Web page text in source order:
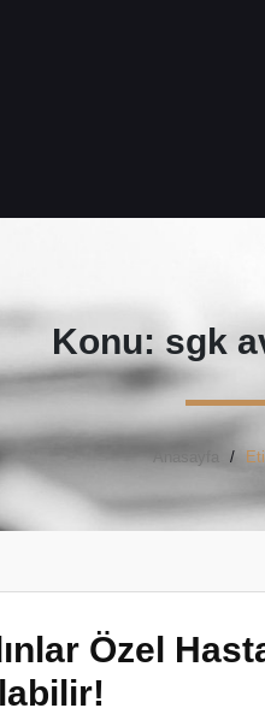
Konu: sgk
Anasayfa
Özel